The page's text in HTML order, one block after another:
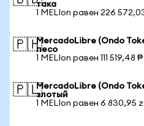
така
1 MELIon равен 226
🇵🇭MercadoLibre (Ondo
песо
1 MELIon равен 111 519,48 ₱
🇵🇱MercadoLibre (Ondo
злотый
1 MELIon равен 6 830,95